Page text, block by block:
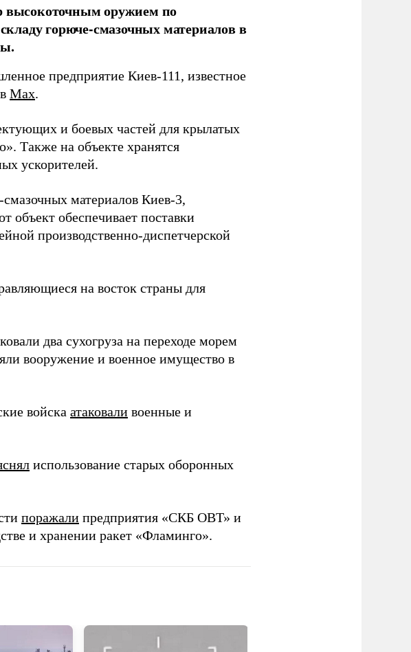
высокоточным оружием по
горюче-смазочных материалов в
предприятие Киев-111, известное
Max.
и боевых частей для крылатых
Также на объекте хранятся
ускорителей.
материалов Киев-3,
обеспечивает поставки
производственно-диспетчерской
на восток страны для
два сухогруза на переходе морем
вооружение и военное имущество в
войска атаковали военные и
использование старых оборонных
поражали предприятия «СКБ ОВТ» и
и хранении ракет «Фламинго».